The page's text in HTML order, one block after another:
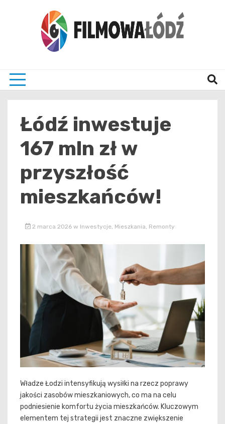
Łódź inwestuje
167 mln zł w
przyszłość
mieszkańców!
2 marca 2026 w Inwestycje, Mieszkania Remonty
Władze Łodzi intensyfikują wysiłki na rzecz poprawy
jakości zasobów mieszkaniowych, co ma na celu
podniesienie komfortu życia mieszkańców. Kluczowym
elementem tej strategii jest znaczne zwiększenie